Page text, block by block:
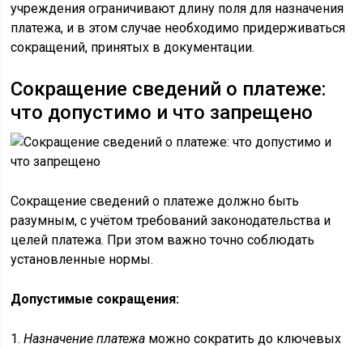
учреждения ограничивают длину поля для назначения
платежа, и в этом случае необходимо придерживаться
сокращений, принятых в документации.
Сокращение сведений о платеже:
что допустимо и что запрещено
Сокращение сведений о платеже должно быть
разумным, с учётом требований законодательства и
целей платежа. При этом важно точно соблюдать
установленные нормы.
Допустимые сокращения:
1.Назначение платежа можно сократить до ключевых